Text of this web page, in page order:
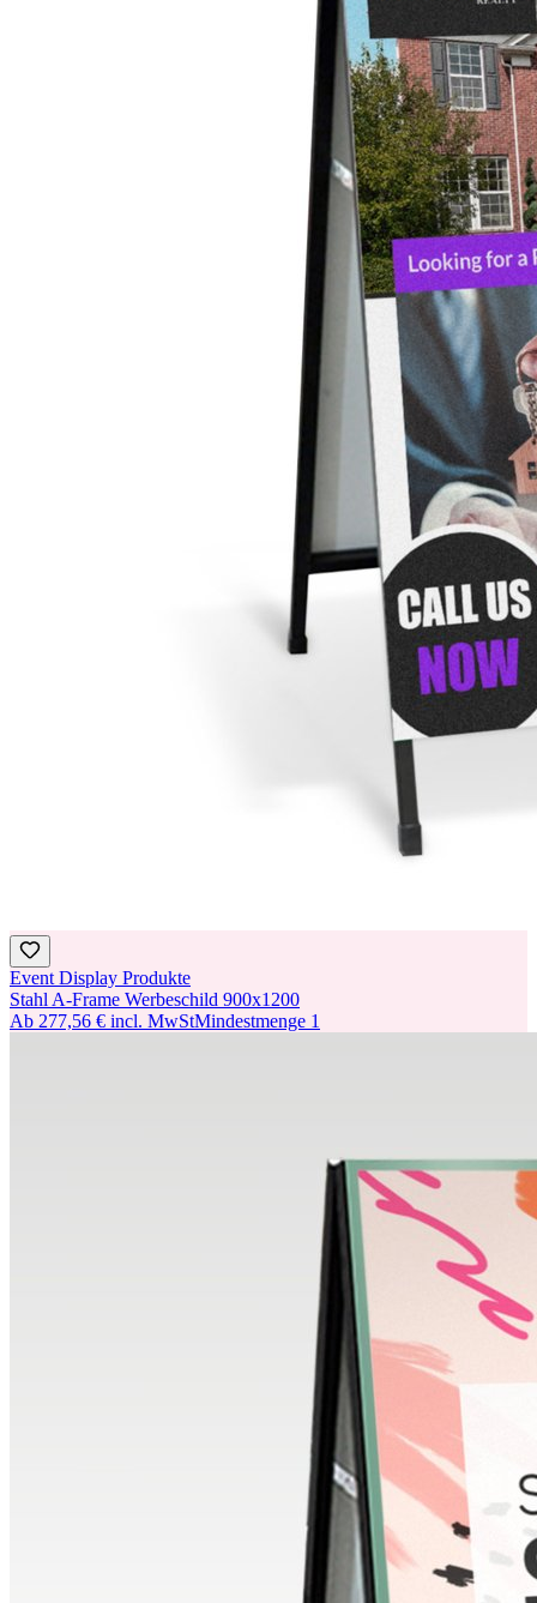
Event Display Produkte
Stahl A-Frame Werbeschild 900x1200
Ab 277,56 € incl. MwStMindestmenge 1